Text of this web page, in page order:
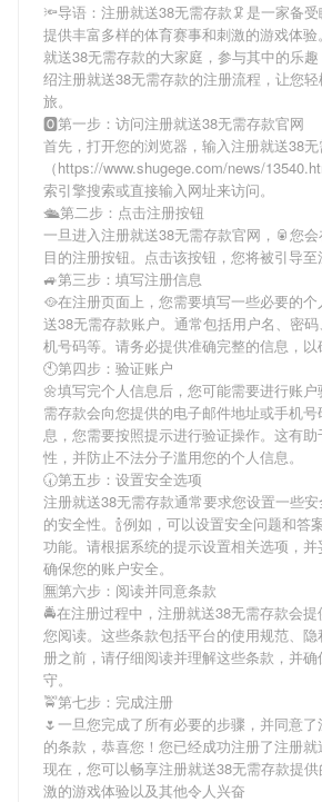
🔦导语： 注册就送38无需存款🦑是一家备
提供丰富多样的体育赛事和刺激的游戏体验
就送38无需存款的大家庭，参与其中的乐
绍注册就送38无需存款的注册流程，让您
旅。
🅾第一步：访问注册就送38无需存款官网
首先，打开您的浏览器，输入注册就送38
（https://www.shugege.com/news/
索引擎搜索或直接输入网址来访问。
🛳第二步：点击注册按钮
一旦进入注册就送38无需存款官网，🥫您
目的注册按钮。点击该按钮，您将被引导至
🚙第三步：填写注册信息
🥘在注册页面上，您需要填写一些必要的
送38无需存款账户。通常包括用户名、密
机号码等。请务必提供准确完整的信息，以
🕙第四步：验证账户
🌼填写完个人信息后，您可能需要进行账户
需存款会向您提供的电子邮件地址或手机
息，您需要按照提示进行验证操作。这有
性，并防止不法分子滥用您的个人信息。
🕢第五步：设置安全选项
注册就送38无需存款通常要求您设置一些
的安全性。🍾例如，可以设置安全问题和答
功能。请根据系统的提示设置相关选项，并
确保您的账户安全。
🈚第六步：阅读并同意条款
🚔在注册过程中， 注册就送38无需存款会提
您阅读。这些条款包括平台的使用规范、
册之前，请仔细阅读并理解这些条款，并
守。
🚖第七步：完成注册
🌷一旦您完成了所有必要的步骤，并同意了
的条款，恭喜您！您已经成功注册了注册就
现在，您可以畅享注册就送38无需存款提
激的游戏体验以及其他令人兴奋